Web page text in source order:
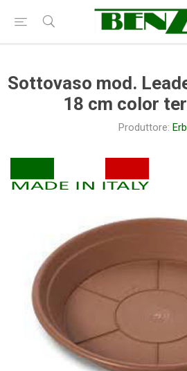
Sottovaso mod.
18 cm color
Produttore: